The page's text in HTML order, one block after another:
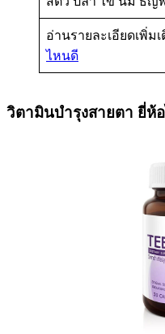
อ่านรายละเอียดเพิ่ม
ไหนดี
วิตามินบํารุงสายตา ยี่ห้